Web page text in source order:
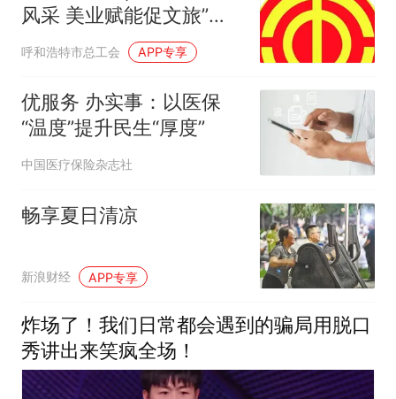
风采 美业赋能促文旅”
——内蒙古美业职工技能
比赛激活文旅融合新动能
呼和浩特市总工会 APP专享
优服务 办实事：以医保
“温度”提升民生“厚度”
中国医疗保险杂志社
畅享夏日清凉
新浪财经 APP专享
炸场了！我们日常都会遇到的骗局用脱口
秀讲出来笑疯全场！